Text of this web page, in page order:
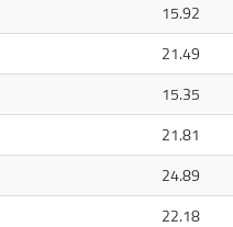
15.92
21.49
15.35
21.81
24.89
22.18